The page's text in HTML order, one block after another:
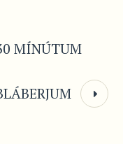
MÍNÚTUM